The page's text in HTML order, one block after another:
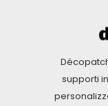
supporti